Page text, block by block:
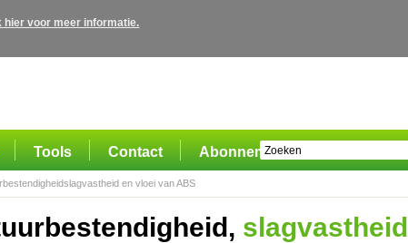
hier voor meer informatie.
Tools Contact Abonnement
en vloei van ABS
slagvastheid